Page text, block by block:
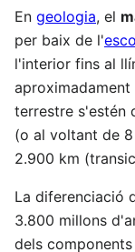
En geologia, el
per baix de l'
l'interior fins al
aproximadament
terrestre s'estén
(o al voltant de
2.900 km
La diferenciació
3.800 millons
dels